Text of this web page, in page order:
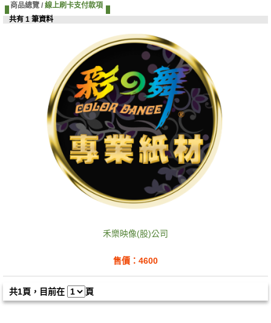
商品總覽 / 線上刷卡支付款項
共有 1 筆資料
禾樂映像(股)公司
售價：4600
共1頁，目前在 頁